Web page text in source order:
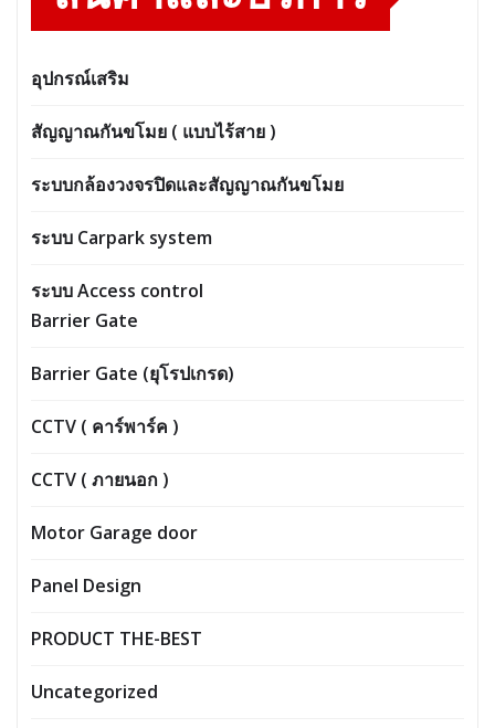
อุปกรณ์เสริม
สัญญาณกันขโมย ( แบบไร้สาย )
ระบบกล้องวงจรปิดและสัญญาณกันขโมย
ระบบ Carpark system
ระบบ Access control
Barrier Gate
Barrier Gate (ยุโรปเกรด)
CCTV ( คาร์พาร์ค )
CCTV ( ภายนอก )
Motor Garage door
Panel Design
PRODUCT THE-BEST
Uncategorized